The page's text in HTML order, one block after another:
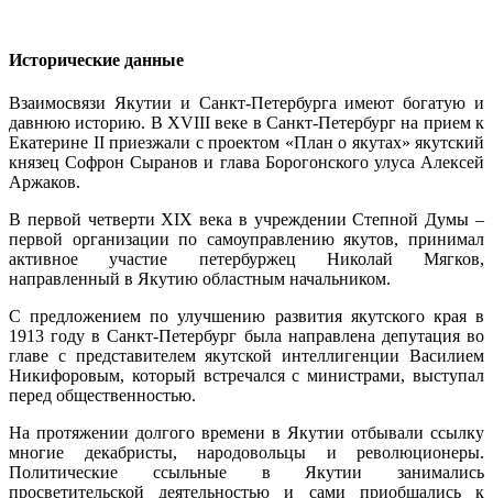
Исторические данные
Взаимосвязи Якутии и Санкт-Петербурга имеют богатую и
давнюю историю. В XVIII веке в Санкт-Петербург на прием к
Екатерине II приезжали с проектом «План о якутах» якутский
князец Софрон Сыранов и глава Борогонского улуса Алексей
Аржаков.
В первой четверти XIX века в учреждении Степной Думы –
первой организации по самоуправлению якутов, принимал
активное участие петербуржец Николай Мягков,
направленный в Якутию областным начальником.
С предложением по улучшению развития якутского края в
1913 году в Санкт-Петербург была направлена депутация во
главе с представителем якутской интеллигенции Василием
Никифоровым, который встречался с министрами, выступал
перед общественностью.
На протяжении долгого времени в Якутии отбывали ссылку
многие декабристы, народовольцы и революционеры.
Политические ссыльные в Якутии занимались
просветительской деятельностью и сами приобщались к